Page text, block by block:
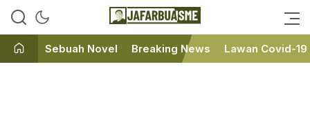
JafarBua
Ini bukan Media Online, Ini
Sebuah Novel Breaking News Lawan Covid-19